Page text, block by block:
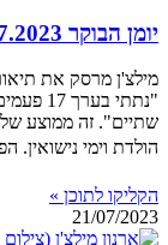
יומן הבוקר 21.07.2023
מילצ'ן מרסק את
הולדת וימי נישואין.
הקליקו לתוכן »
21/07/2023